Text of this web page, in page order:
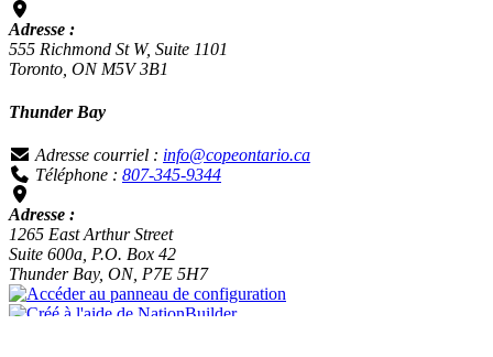
Adresse :
555 Richmond St W, Suite 1101
Toronto, ON M5V 3B1
Thunder Bay
Adresse courriel : info@copeontario.ca
Téléphone : 807-345-9344
Adresse :
1265 East Arthur Street
Suite 600a, P.O. Box 42
Thunder Bay, ON, P7E 5H7